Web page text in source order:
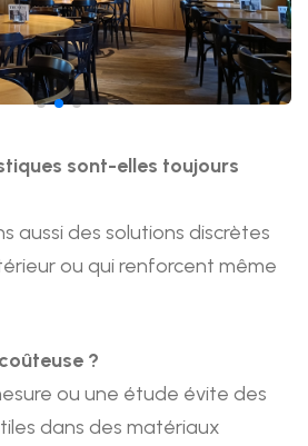
sont-elles toujours
aussi des solutions discrètes
ou qui renforcent même
?
ou une étude évite des
dans des matériaux